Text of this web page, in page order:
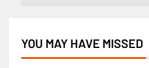
YOU MAY HAVE MISSED